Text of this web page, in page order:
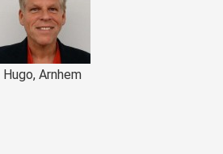
Hugo, Arnhem